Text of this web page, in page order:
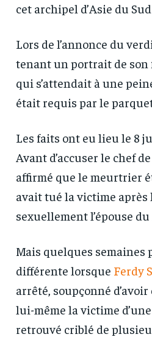
cet archipel d’Asie du
Lors de l’annonce du
tenant un portrait de son
qui s’attendait à une
était requis par le
Les faits ont eu lieu le 8
Avant d’accuser le chef
affirmé que le meurtrier
avait tué la victime après
sexuellement l’épouse
Mais quelques semaines
différente lorsque Ferdy
arrêté, soupçonné
lui-même la victime
retrouvé criblé de